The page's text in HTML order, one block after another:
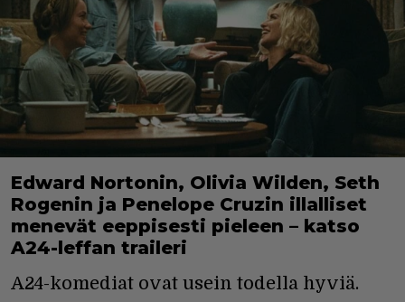
Edward Nortonin, Olivia Wilden, Seth
Rogenin ja Penelope Cruzin illalliset
menevät eeppisesti pieleen – katso
A24-leffan traileri
A24-komediat ovat usein todella hyviä.